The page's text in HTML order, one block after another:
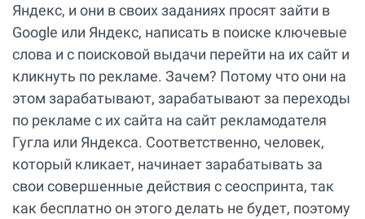
Яндекс, и они в своих заданиях просят зайти в
Google или Яндекс, написать в поиске ключевые
слова и с поисковой выдачи перейти на их сайт и
кликнуть по рекламе. Зачем? Потому что они на
этом зарабатывают, зарабатывают за переходы
по рекламе с их сайта на сайт рекламодателя
Гугла или Яндекса. Соответственно, человек,
который кликает, начинает зарабатывать за
свои совершенные действия с сеоспринта, так
как бесплатно он этого делать не будет, поэтому